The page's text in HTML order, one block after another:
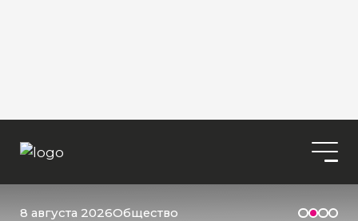
8 августа 2026Общество